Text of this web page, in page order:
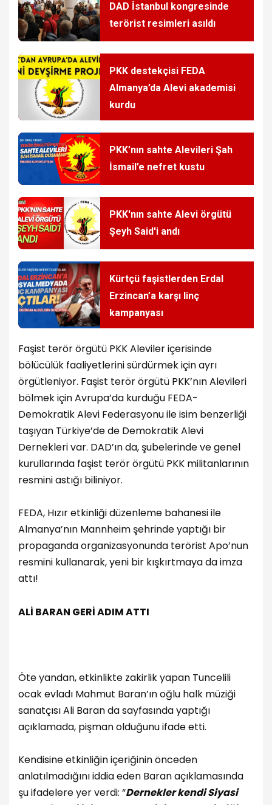
DAD İstanbul kongresinde
terörist resimleri asıldı
PKK destekçisi FEDA
Almanya’da Alevi akademisi
kurdu
PKK’nın sahte Alevileri Şah
İsmail’e nefret kustu
PKK'nın sahte Alevi örgütü
Şeyh Said'i andı
Kürtçü faşistlerden Erdal
Erzincan’a karşı linç
kampanyası
Faşist terör örgütü PKK Aleviler içerisinde
bölücülük faaliyetlerini sürdürmek için ayrı
örgütleniyor. Faşist terör örgütü PKK’nın Alevileri
bölmek için Avrupa’da kurduğu FEDA-
Demokratik Alevi Federasyonu ile isim benzerliği
taşıyan Türkiye’de de Demokratik Alevi
Dernekleri var. DAD’ın da, şubelerinde ve genel
kurullarında faşist terör örgütü PKK militanlarının
resmini astığı biliniyor.
FEDA, Hızır etkinliği düzenleme bahanesi ile
Almanya’nın Mannheim şehrinde yaptığı bir
propaganda organizasyonunda terörist Apo’nun
resmini kullanarak, yeni bir kışkırtmaya da imza
attı!
ALİ BARAN GERİ ADIM ATTI
Öte yandan, etkinlikte zakirlik yapan Tuncelili
ocak evladı Mahmut Baran’ın oğlu halk müziği
sanatçısı Ali Baran da sayfasında yaptığı
açıklamada, pişman olduğunu ifade etti.
Kendisine etkinliğin içeriğinin önceden
anlatılmadığını iddia eden Baran açıklamasında
şu ifadelere yer verdi: “Dernekler kendi Siyasi